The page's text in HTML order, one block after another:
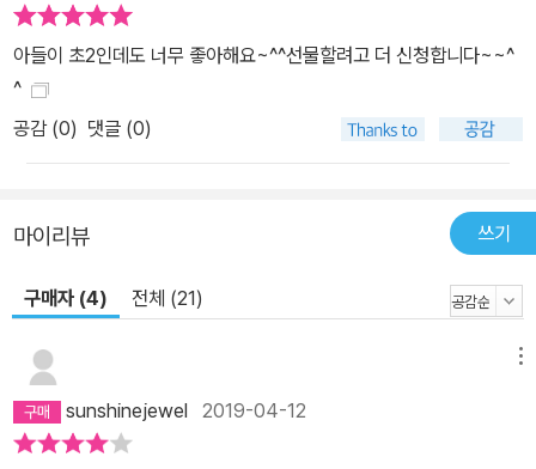
아들이 초2인데도 너무 좋아해요~^^선물할려고 더 신청합니다~~^
^
공감 (0) 댓글 (0)
마이리뷰 쓰기
구매자 (4) 전체 (21)
sunshinejewel 2019-04-12